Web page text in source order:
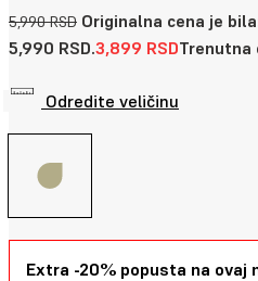
5,990RSD Originalna cena je
5,990 RSD.3,899 RSDTrenutna
Odredite veličinu
Extra -20% popusta na ovaj